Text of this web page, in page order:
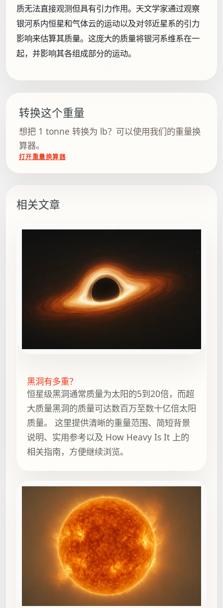
质无法直接观测但具有引力作用。天文学家通过观察
银河系内恒星和气体云的运动以及对邻近星系的引力
影响来估算其质量。这庞大的质量将银河系维系在一
起，并影响其各组成部分的运动。
转换这个重量
想把 1 tonne 转换为 lb？可以使用我们的重量换
算器。
打开重量换算器
相关文章
黑洞有多重？
恒星级黑洞通常质量为太阳的5到20倍，而超
大质量黑洞的质量可达数百万至数十亿倍太阳
质量。 这里提供清晰的重量范围、简短背景
说明、实用参考以及 How Heavy Is It 上的
相关指南，方便继续浏览。